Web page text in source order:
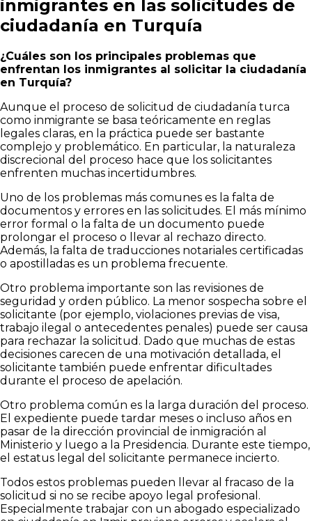
inmigrantes en las solicitudes de
ciudadanía en Turquía
¿Cuáles son los principales problemas que
enfrentan los inmigrantes al solicitar la ciudadanía
en Turquía?
Aunque el proceso de solicitud de ciudadanía turca
como inmigrante se basa teóricamente en reglas
legales claras, en la práctica puede ser bastante
complejo y problemático. En particular, la naturaleza
discrecional del proceso hace que los solicitantes
enfrenten muchas incertidumbres.
Uno de los problemas más comunes es la falta de
documentos y errores en las solicitudes. El más mínimo
error formal o la falta de un documento puede
prolongar el proceso o llevar al rechazo directo.
Además, la falta de traducciones notariales certificadas
o apostilladas es un problema frecuente.
Otro problema importante son las revisiones de
seguridad y orden público. La menor sospecha sobre el
solicitante (por ejemplo, violaciones previas de visa,
trabajo ilegal o antecedentes penales) puede ser causa
para rechazar la solicitud. Dado que muchas de estas
decisiones carecen de una motivación detallada, el
solicitante también puede enfrentar dificultades
durante el proceso de apelación.
Otro problema común es la larga duración del proceso.
El expediente puede tardar meses o incluso años en
pasar de la dirección provincial de inmigración al
Ministerio y luego a la Presidencia. Durante este tiempo,
el estatus legal del solicitante permanece incierto.
Todos estos problemas pueden llevar al fracaso de la
solicitud si no se recibe apoyo legal profesional.
Especialmente trabajar con un abogado especializado